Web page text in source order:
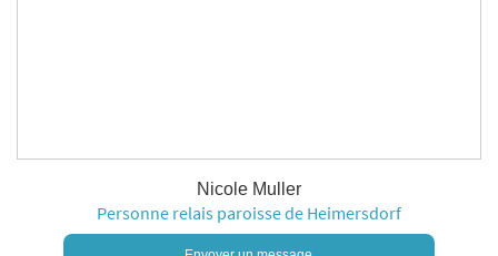
Nicole Muller
Personne relais paroisse de Heimersdorf